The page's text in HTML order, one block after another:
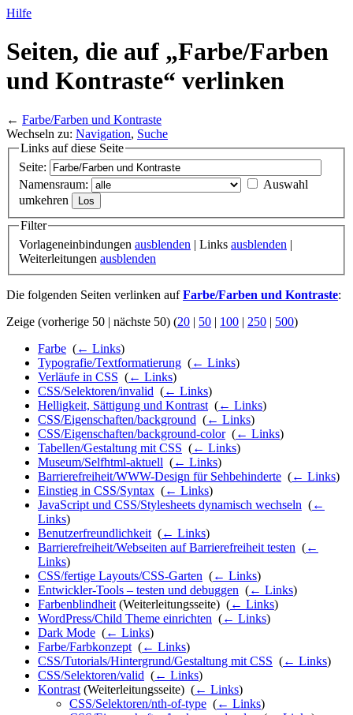
Hilfe
Seiten, die auf „Farbe/Farben
und Kontraste“ verlinken
← Farbe/Farben und Kontraste
Wechseln zu: Navigation, Suche
Links auf diese Seite
Seite:
Namensraum:
Auswahl
umkehren
Filter
Vorlageneinbindungen ausblenden | Links ausblenden |
Weiterleitungen ausblenden
Die folgenden Seiten verlinken aufFarbe/Farben und Kontraste:
Zeige (vorherige 50 | nächste 50) (20 | 50 | 100 | 250 | 500)
Farbe (← Links)
Typografie/Textformatierung (← Links)
Verläufe in CSS (← Links)
CSS/Selektoren/invalid (← Links)
Helligkeit, Sättigung und Kontrast (← Links)
CSS/Eigenschaften/background (← Links)
CSS/Eigenschaften/background-color‎ (← Links)
Tabellen/Gestaltung mit CSS (← Links)
Museum/Selfhtml-aktuell (← Links)
Barrierefreiheit/WWW-Design für Sehbehinderte (← Links)
Einstieg in CSS/Syntax (← Links)
JavaScript und CSS/Stylesheets dynamisch wechseln (←
Links)
Benutzerfreundlichkeit (← Links)
Barrierefreiheit/Webseiten auf Barrierefreiheit testen (←
Links)
CSS/fertige Layouts/CSS-Garten (← Links)
Entwickler-Tools – testen und debuggen (← Links)
Farbenblindheit (Weiterleitungsseite) ‎ (← Links)
WordPress/Child Theme einrichten (← Links)
Dark Mode (← Links)
Farbe/Farbkonzept (← Links)
CSS/Tutorials/Hintergrund/Gestaltung mit CSS (← Links)
CSS/Selektoren/valid (← Links)
Kontrast (Weiterleitungsseite) ‎ (← Links)
CSS/Selektoren/nth-of-type (← Links)